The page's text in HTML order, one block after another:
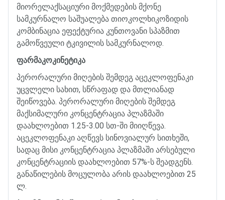
მიორელაქსაციური მოქმედების მქონე
სამკურნალო საშუალება თიოკოლხიკოზიდის
კომბინაცია ეფექტურია კუნთოვანი სპაზმით
გამოწვეული ტკივილის სამკურნალოდ.
ფარმაკოკინეტიკა
პერორალური მიღების შემდეგ აცეკლოფენაკი
უცვლელი სახით, სწრაფად და მთლიანად
შეიწოვება. პერორალური მიღების შემდეგ
მაქსიმალური კონცენტრაცია პლაზმაში
დაახლოებით 1.25-3.00 სთ-ში მიიღწევა.
აცეკლოფენაკი აღწევს სინოვიალურ სითხეში,
სადაც მისი კონცენტრაცია პლაზმაში არსებული
კონცენტრაციის დაახლოებით 57%-ს შეადგენს.
განაწილების მოცულობა არის დაახლოებით 25
ლ.